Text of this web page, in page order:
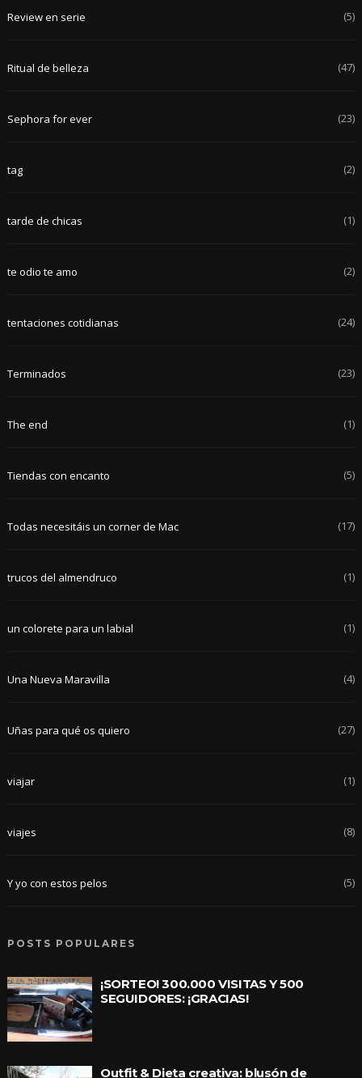
Review en serie (5)
Ritual de belleza (47)
Sephora for ever (23)
tag (2)
tarde de chicas (1)
te odio te amo (2)
tentaciones cotidianas (24)
Terminados (23)
The end (1)
Tiendas con encanto (5)
Todas necesitáis un corner de Mac (17)
trucos del almendruco (1)
un colorete para un labial (1)
Una Nueva Maravilla (4)
Uñas para qué os quiero (27)
viajar (1)
viajes (8)
Y yo con estos pelos (5)
POSTS POPULARES
¡SORTEO! 300.000 VISITAS Y 500
SEGUIDORES: ¡GRACIAS!
Outfit & Dieta creativa: blusón de